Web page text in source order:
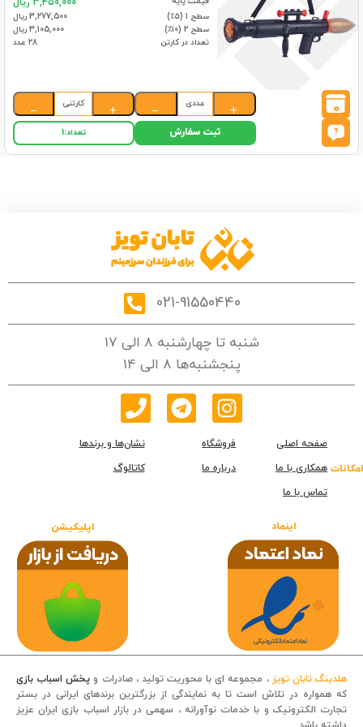
3,450,000 ریال
سطح 1 (۵٪)
3,277,500 ریال
سطح 2 (۱۰٪)
3,105,000 ریال
تعداد در کارتن
28 عدد
0
+
عددی
−
+
کارتنی
−
ثبت سفارش تعداد:1
021-91550440
شنبه تا چهارشنبه 8 الی 17
پنجشنبه‌ها 8 الی 14
امکانات
صفحه اصلی فروشگاه
نشان‌ها و برندها
همکاری با ما
درباره ما
کاتالوگ
تماس با ما
اینماد اپلیکیشن
هلدینگ تابان تویز ، مجموعه ای با محوریت تولید ، صادرات و پخش اسباب بازی
که همواره در تلاش است تا به نمایندگی از بزرگترین برندهای ایرانی در بستر
تجارت الکترونیک و با خدمات نوآورانه ، سهمی در بازار اسباب بازی ایران عزیز